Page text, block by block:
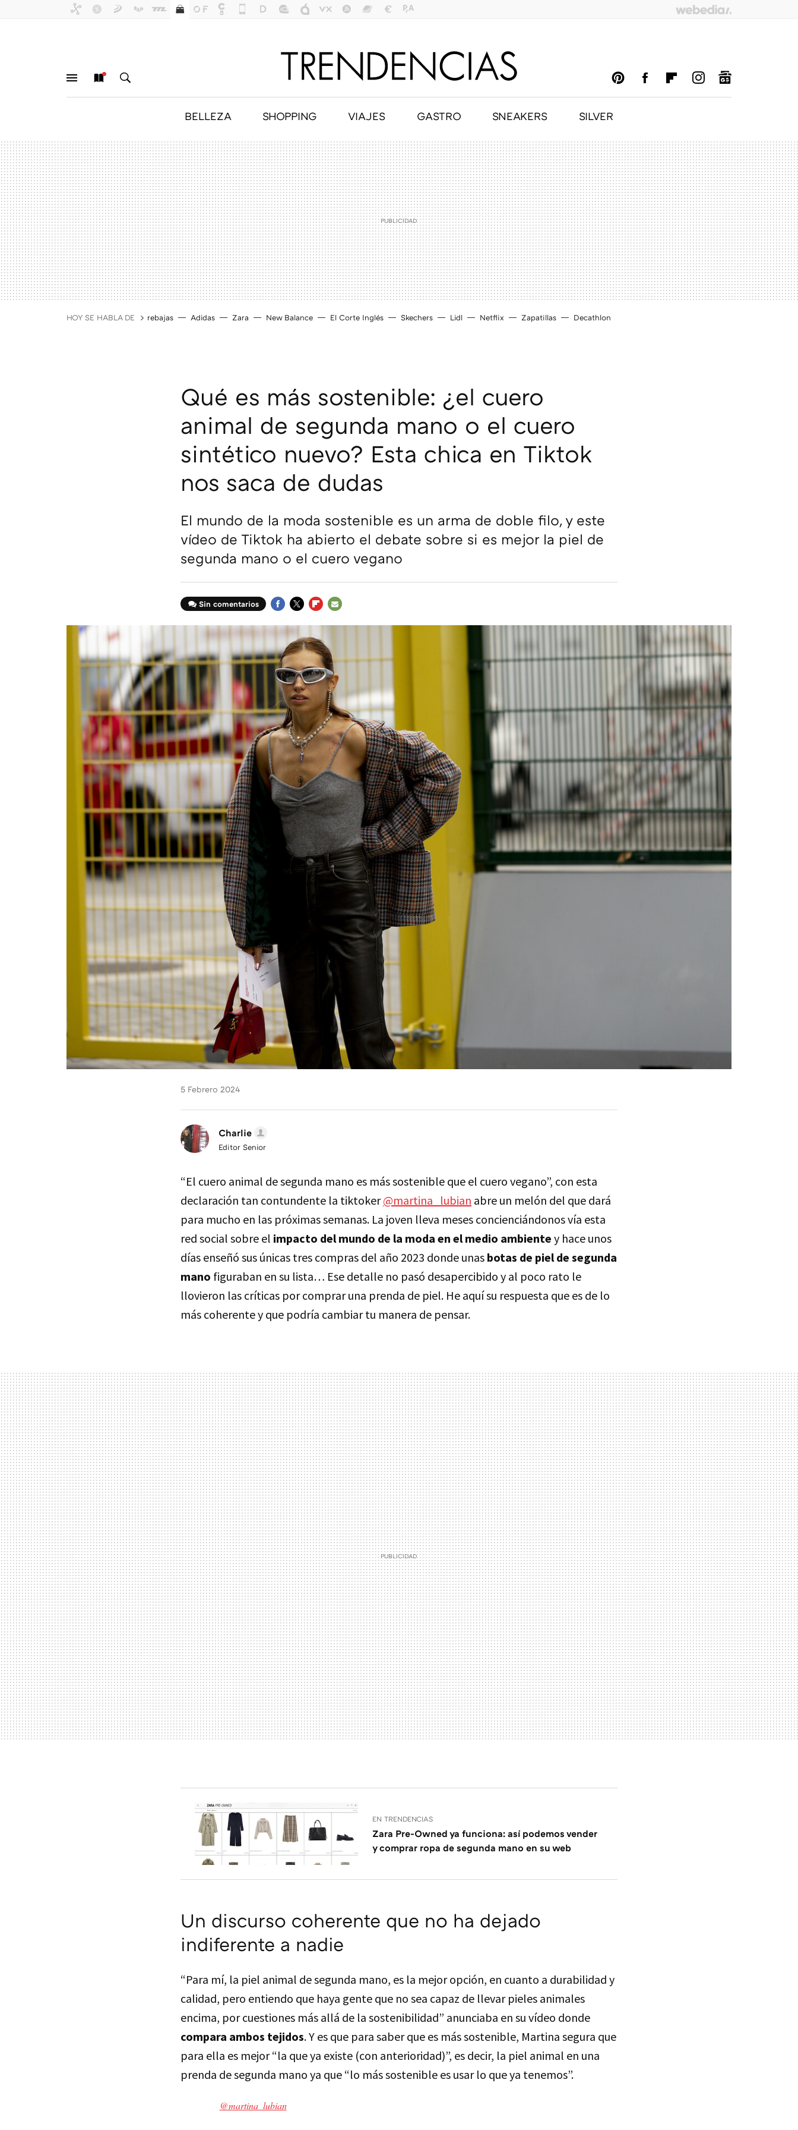
BELLEZA SHOPPING VIAJES GASTRO SNEAKERS SILVER
HOY SE HABLA DE rebajas Adidas Zara New Balance El Corte Inglés Skechers Lidl Netflix Zapatillas Decathlon
Qué es más sostenible: ¿el cuero
animal de segunda mano o el cuero
sintético nuevo? Esta chica en Tiktok
nos saca de dudas
El mundo de la moda sostenible es un arma de doble filo, y este
vídeo de Tiktok ha abierto el debate sobre si es mejor la piel de
segunda mano o el cuero vegano
Sin comentarios
5 Febrero 2024
Charlie
Editor Senior
“El cuero animal de segunda mano es más sostenible que el cuero vegano”, con esta
declaración tan contundente la tiktoker@martina_lubian abre un melón del que dará
para mucho en las próximas semanas. La joven lleva meses concienciándonos vía esta
red social sobre el impacto del mundo de la moda en el medio ambiente y hace unos
días enseñó sus únicas tres compras del año 2023 donde unas botas de piel de segunda
mano figuraban en su lista… Ese detalle no pasó desapercibido y al poco rato le
llovieron las críticas por comprar una prenda de piel. He aquí su respuesta que es de lo
más coherente y que podría cambiar tu manera de pensar.
EN TRENDENCIAS
Zara Pre-Owned ya funciona: así podemos vender
y comprar ropa de segunda mano en su web
Un discurso coherente que no ha dejado
indiferente a nadie
“Para mí, la piel animal de segunda mano, es la mejor opción, en cuanto a durabilidad y
calidad, pero entiendo que haya gente que no sea capaz de llevar pieles animales
encima, por cuestiones más allá de la sostenibilidad” anunciaba en su vídeo donde
compara ambos tejidos. Y es que para saber que es más sostenible, Martina segura que
para ella es mejor “la que ya existe (con anterioridad)”, es decir, la piel animal en una
prenda de segunda mano ya que “lo más sostenible es usar lo que ya tenemos”.
@martina_lubian